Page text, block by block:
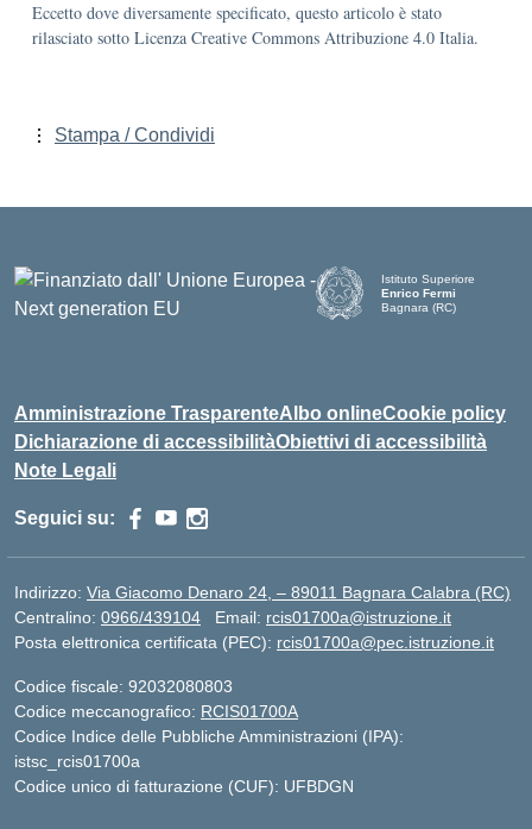
Eccetto dove diversamente specificato, questo articolo è stato
rilasciato sotto Licenza Creative Commons Attribuzione 4.0 Italia.
Stampa / Condividi
Istituto Superiore
Enrico Fermi
Bagnara (RC)
Amministrazione TrasparenteAlbo onlineCookie policy
Dichiarazione di accessibilitàObiettivi di accessibilità
Note Legali
Seguici su:
Indirizzo: Via Giacomo Denaro 24, – 89011 Bagnara Calabra (RC)
Centralino: 0966/439104 Email: rcis01700a@istruzione.it
Posta elettronica certificata (PEC): rcis01700a@pec.istruzione.it
Codice fiscale: 92032080803
Codice meccanografico: RCIS01700A
Codice Indice delle Pubbliche Amministrazioni (IPA):
istsc_rcis01700a
Codice unico di fatturazione (CUF): UFBDGN